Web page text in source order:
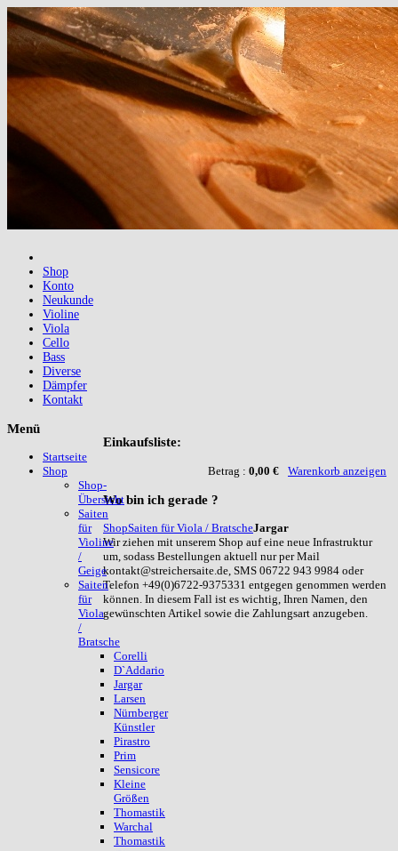
Shop
Konto
Neukunde
Violine
Viola
Cello
Bass
Diverse
Dämpfer
Kontakt
Einkaufsliste:
Betrag : 0,00 € Warenkorb anzeigen
Wobin ich gerade ?
ShopSaiten für Viola / BratscheJargar
Wir ziehen mit unserem Shop auf eine neue Infrastruktur
um, sodass Bestellungen aktuell nur per Mail
kontakt@streichersaite.de, SMS 06722 943 9984 oder
Telefon +49(0)6722-9375331 entgegen genommen werden
können. In diesem Fall ist es wichtig, Ihren Namen, den
gewünschten Artikel sowie die Zahlungsart anzugeben.
Menü
Startseite
Shop
Shop-
Übersicht
Saiten
für
Violine
/
Geige
Saiten
für
Viola
/
Bratsche
Corelli
D`Addario
Jargar
Larsen
Nürnberger
Künstler
Pirastro
Prim
Sensicore
Kleine
Größen
Thomastik
Warchal
Thomastik